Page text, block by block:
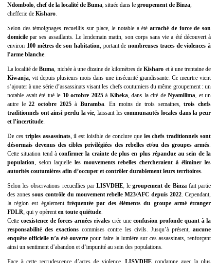
Ndombolo chef de la localité de Buma , située dans le groupement de Binza
chefferie de Kisharo
Selon des témoignages recueillis sur place, le notable a étéarraché de force de son
domicile par ses assaillants. Le lendemain matin, son corps sans vie a été découvert à
environ 100 mètres de son habitation , portant de nombreuses traces de violences à
l’arme blanche
La localité deBuma , nichée à une dizaine de kilomètres deKisharo et à une trentaine de
Kiwanja , vit depuis plusieurs mois dans une insécurité grandissante. Ce meurtre vient
s’ajouter à une série d’assassinats visant les chefs coutumiers du même groupement : un
notable avait été tué le 10 octobre 2025à Kiheka, dans la cité de Nyamilima , et un
autre le22 octobre 2025àBuramba . En moins de trois semaines,trois chefs
traditionnels ont ainsi perdu la vie , laissant lescommunautés locales dans la peur
et l’incertitude
De ces triples assassinats, il est loisible de conclure que les chefs traditionnels sont
désormais devenus des cibles privilégiées des rebelles et/ou des groupes armés
Cette situation tend àconfirmer la crainte de plus en plus répandue au sein de la
population , selon laquelle les mouvements rebelles chercheraient à éliminer les
autorités coutumières afin d’occuper et contrôler durablement leurs territoires
Selon les observations recueillies par LISVDHE, legroupement de Binzafait partie
des zones sous contrôle du mouvement rebelle M23/AFC depuis 2022 . Cependant,
la région est également fréquentée par des éléments du groupe armé étranger
FDLR , qui y opèrent en toute quiétude
Cette coexistence de forces armées rivales crée une confusion profonde quant à la
responsabilité des exactions commises contre les civils. Jusqu’à présent,aucune
enquête officielle n’a été ouverte pour faire la lumière sur ces assassinats, renforçant
ainsi un sentiment d’abandon et d’impunité au sein des populations.
Face à cette recrudescence d’actes de violence, LISVDHE condamne avec la plus